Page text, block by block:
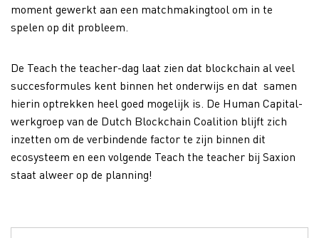
moment gewerkt aan een matchmakingtool om in te
spelen op dit probleem.
De Teach the teacher-dag laat zien dat blockchain al veel
succesformules kent binnen het onderwijs en dat samen
hierin optrekken heel goed mogelijk is. De Human Capital-
werkgroep van de Dutch Blockchain Coalition blijft zich
inzetten om de verbindende factor te zijn binnen dit
ecosysteem en een volgende Teach the teacher bij Saxion
staat alweer op de planning!